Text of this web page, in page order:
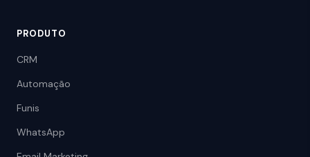
PRODUTO
CRM
Automação
Funis
WhatsApp